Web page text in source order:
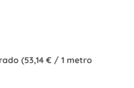
(53,14 € / 1 metro